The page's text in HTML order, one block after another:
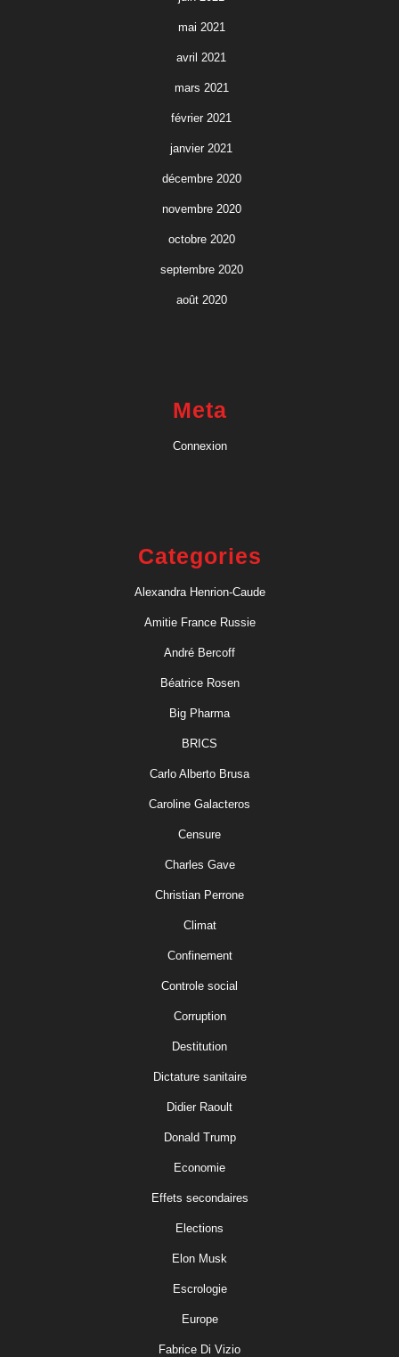
mai 2021
avril 2021
mars 2021
février 2021
janvier 2021
décembre 2020
novembre 2020
octobre 2020
septembre 2020
août 2020
Meta
Connexion
Categories
Alexandra Henrion-Caude
Amitie France Russie
André Bercoff
Béatrice Rosen
Big Pharma
BRICS
Carlo Alberto Brusa
Caroline Galacteros
Censure
Charles Gave
Christian Perrone
Climat
Confinement
Controle social
Corruption
Destitution
Dictature sanitaire
Didier Raoult
Donald Trump
Economie
Effets secondaires
Elections
Elon Musk
Escrologie
Europe
Fabrice Di Vizio